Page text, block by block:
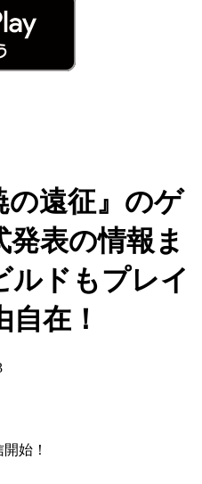
の遠征』のゲ
表の情報ま
ルドもプレイ
在！
始！